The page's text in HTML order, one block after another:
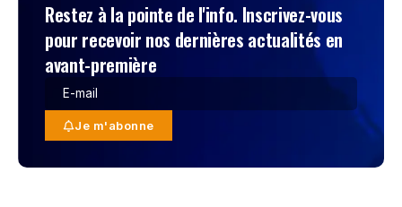
Restez à la pointe de l'info. Inscrivez-vous
pour recevoir nos dernières actualités en
avant-première
Je m'abonne